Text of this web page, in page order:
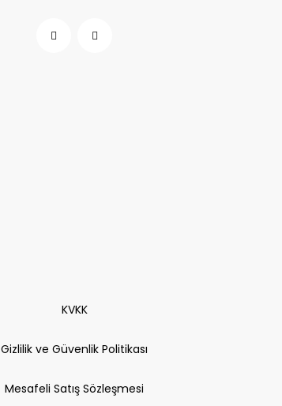
KVKK
Gizlilik ve Güvenlik Politikası
Mesafeli Satış Sözleşmesi